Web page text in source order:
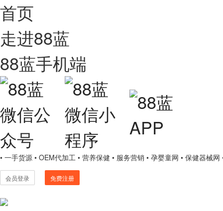
首页
走进88蓝
88蓝手机端
• 一手货源 • OEM代加工 • 营养保健 • 服务营销 • 孕婴童网 • 保健器械网
会员登录 免费注册